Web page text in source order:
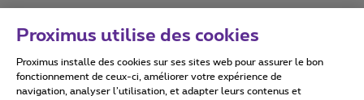
Conditions d'utilisation Accessibility statement
Proximus utilise des cookies
Proximus installe des cookies sur ses sites web pour assurer le bon
fonctionnement de ceux-ci, améliorer votre expérience de
navigation, analyser l’utilisation, et adapter leurs contenus et